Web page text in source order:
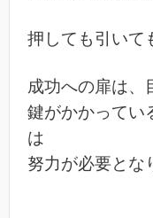
押しても引いて
成功への扉は、
鍵がかかってい
は
努力が必要とな